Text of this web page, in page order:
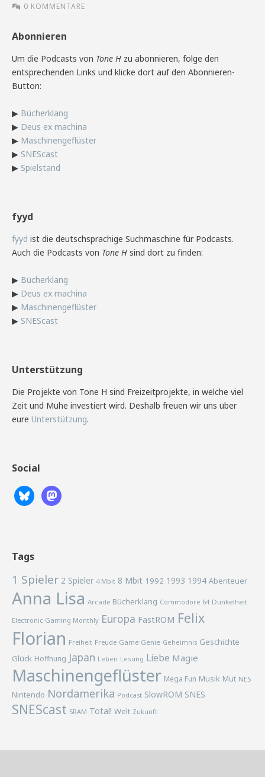
0 KOMMENTARE
Abonnieren
Um die Podcasts von Tone H zu abonnieren, folge den
entsprechenden Links und klicke dort auf den Abonnieren-
Button:
▶ Bücherklang
▶ Deus ex machina
▶ Maschinengeflüster
▶ SNEScast
▶ Spielstand
fyyd
fyyd ist die deutschsprachige Suchmaschine für Podcasts.
Auch die Podcasts von Tone H sind dort zu finden:
▶ Bücherklang
▶ Deus ex machina
▶ Maschinengeflüster
▶ SNEScast
Unterstützung
Die Projekte von Tone H sind Freizeitprojekte, in welche viel
Zeit und Mühe investiert wird. Deshalb freuen wir uns über
eure Unterstützung.
Social
Tags
1 Spieler 2 Spieler 4 Mbit 8 Mbit 1992 1993 1994 Abenteuer
Anna Lisa Arcade Bücherklang Commodore 64 Dunkelheit
Electronic Gaming Monthly Europa FastROM Felix
Florian Freiheit Freude Game Genie Geheimnis Geschichte
Glück Hoffnung Japan Leben Lesung Liebe Magie
Maschinengeflüster Mega Fun Musik Mut NES
Nintendo Nordamerika Podcast SlowROM SNES
SNEScast SRAM Total! Welt Zukunft